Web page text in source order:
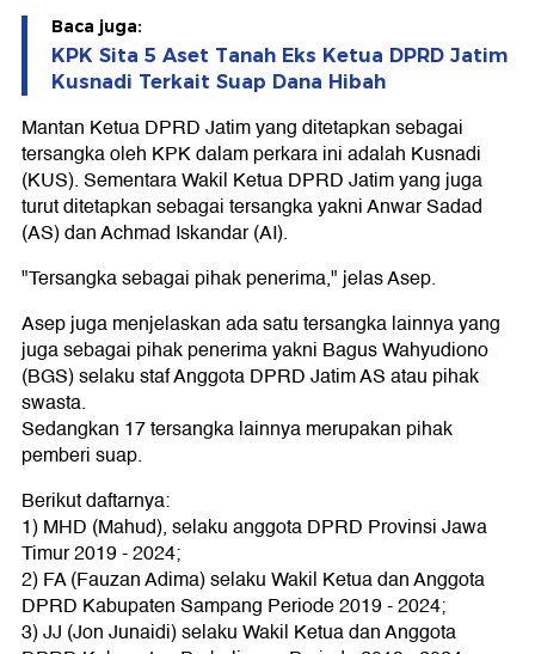
Baca juga:
KPK Sita 5 Aset Tanah Eks Ketua DPRD Jatim
Kusnadi Terkait Suap Dana Hibah
Mantan Ketua DPRD Jatim yang ditetapkan sebagai
tersangka oleh KPK dalam perkara ini adalah Kusnadi
(KUS). Sementara Wakil Ketua DPRD Jatim yang juga
turut ditetapkan sebagai tersangka yakni Anwar Sadad
(AS) dan Achmad Iskandar (AI).
"Tersangka sebagai pihak penerima," jelas Asep.
Asep juga menjelaskan ada satu tersangka lainnya yang
juga sebagai pihak penerima yakni Bagus Wahyudiono
(BGS) selaku staf Anggota DPRD Jatim AS atau pihak
swasta.
Sedangkan 17 tersangka lainnya merupakan pihak
pemberi suap.
Berikut daftarnya:
1) MHD (Mahud), selaku anggota DPRD Provinsi Jawa
Timur 2019 - 2024;
2) FA (Fauzan Adima) selaku Wakil Ketua dan Anggota
DPRD Kabupaten Sampang Periode 2019 - 2024;
3) JJ (Jon Junaidi) selaku Wakil Ketua dan Anggota